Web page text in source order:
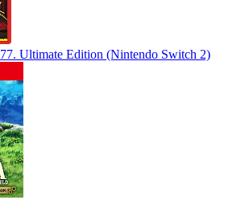
Ultimate Edition (Nintendo Switch 2)